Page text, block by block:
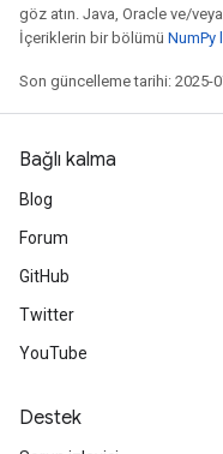
göz atın. Java, Oracle ve/
İçeriklerin bir bölümü NumPy
Son güncelleme tarihi: 2025-
Bağlı kalma
Blog
Forum
GitHub
Twitter
YouTube
Destek